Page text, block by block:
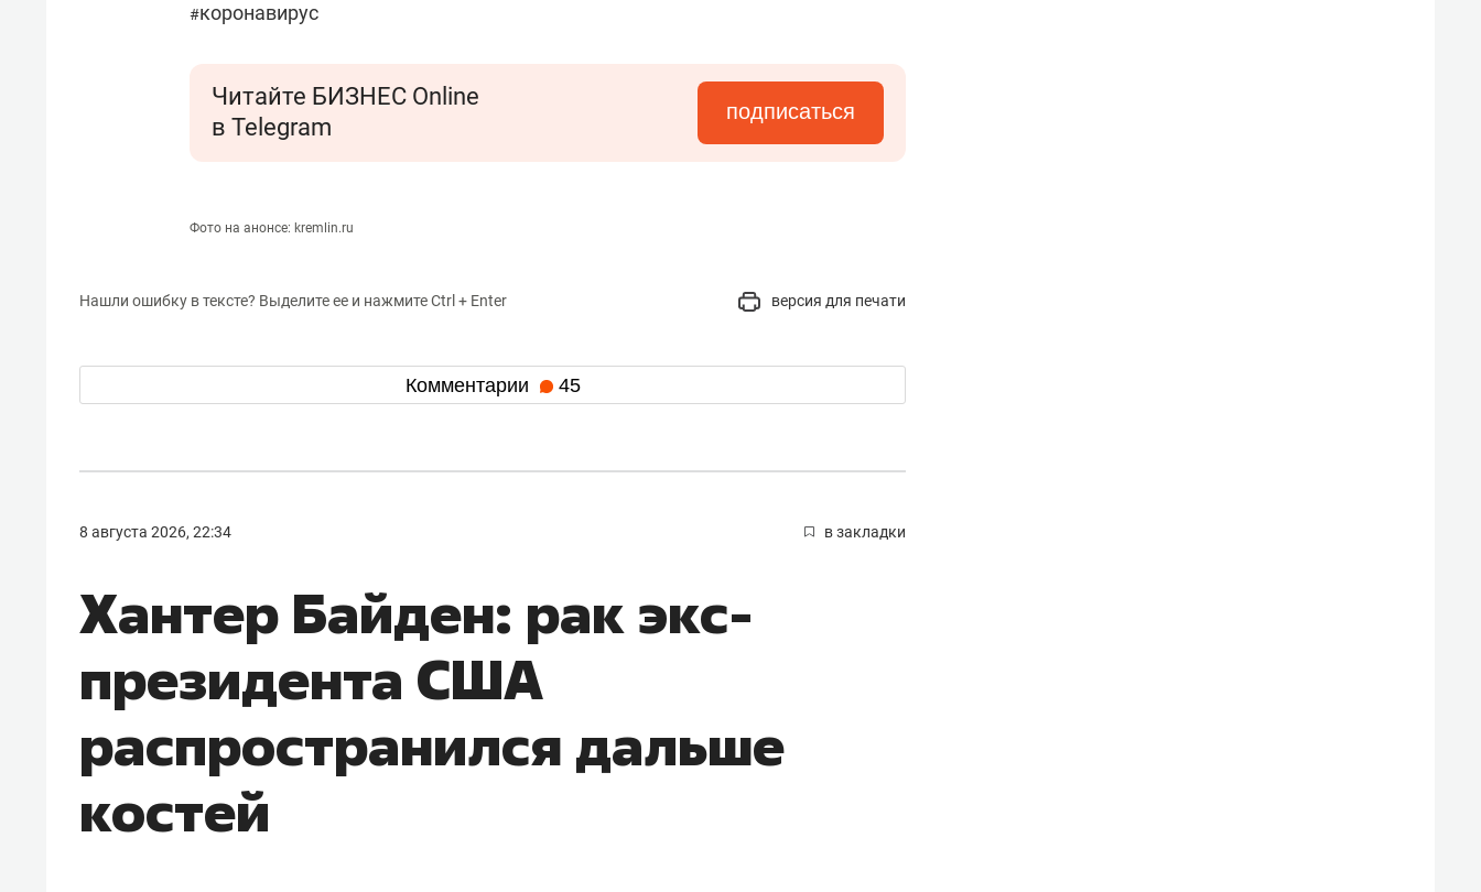
#коронавирус
Читайте БИЗНЕС Online
в Telegram
подписаться
Фото на анонсе: kremlin.ru
Нашли ошибку в тексте? Выделите ее и нажмите Ctrl + Enter версия для печати
Комментарии 45
8 августа 2026, 22:34 в закладки
Хантер Байден: рак экс-
президента США
распространился дальше
костей